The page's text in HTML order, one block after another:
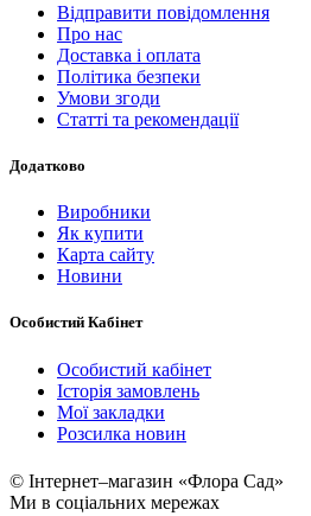
Відправити повідомлення
Про нас
Доставка і оплата
Політика безпеки
Умови згоди
Статті та рекомендації
Додатково
Виробники
Як купити
Карта сайту
Новини
Особистий Кабінет
Особистий кабінет
Історія замовлень
Мої закладки
Розсилка новин
© Інтернет–магазин «Флора Сад»
Ми в соціальних мережах